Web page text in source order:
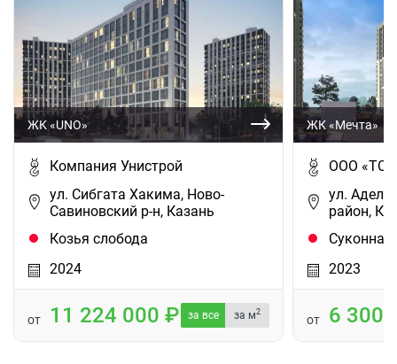
ЖК «UNO»
Компания Унистрой
ул. Сибгата Хакима, Ново-
Савиновский р-н, Казань
Козья слобода
2024
от 11 224 000 за все за м2
ЖК «Мечта»
ООО
ул. Аделя
район,
Суконная
2023
от 6 300